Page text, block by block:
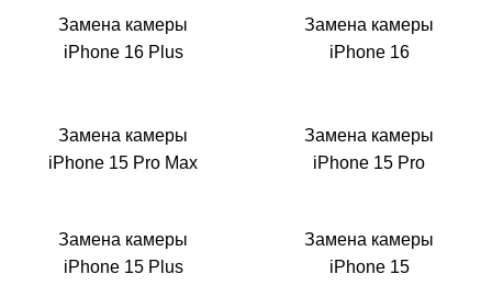
Замена камеры
iPhone 16 Plus
Замена камеры
iPhone 16
Замена камеры
iPhone 15 Pro Max
Замена камеры
iPhone 15 Pro
Замена камеры
iPhone 15 Plus
Замена камеры
iPhone 15